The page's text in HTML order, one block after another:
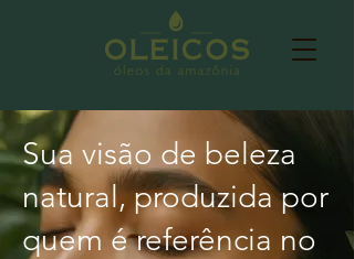
Sua visão de beleza
natural, produzida por
quem é referência no